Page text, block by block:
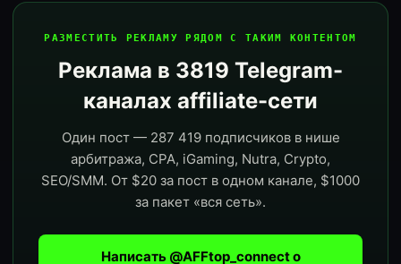
РАЗМЕСТИТЬ РЕКЛАМУ РЯДОМ С ТАКИМ КОНТЕНТОМ
Реклама в 3819 Telegram-
каналах affiliate-сети
Один пост — 287 419 подписчиков в нише
арбитража, CPA, iGaming, Nutra, Crypto,
SEO/SMM. От $20 за пост в одном канале, $1000
за пакет «вся сеть».
Написать @AFFtop_connect о